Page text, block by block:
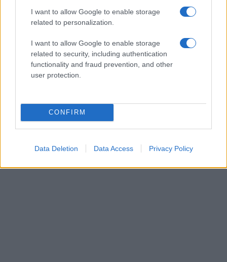
I want to allow Google to enable storage
related to personalization.
I want to allow Google to enable storage
related to security, including authentication
functionality and fraud prevention, and other
user protection.
CONFIRM
Data Deletion Data Access Privacy Policy